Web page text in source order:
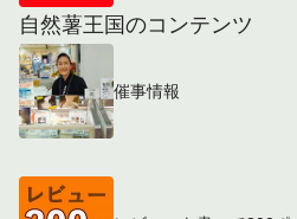
自然薯王国のコンテンツ
催事情報